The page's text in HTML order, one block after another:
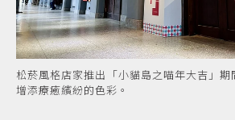
松菸風格店家推出「小貓島之喵年大吉」
增添療癒繽紛的色彩。